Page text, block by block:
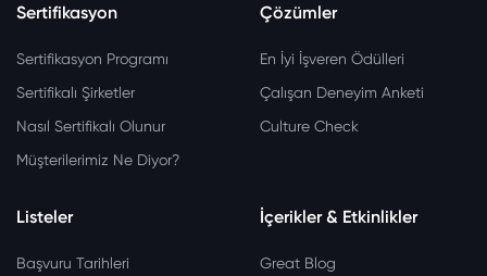
Sertifikasyon
Sertifikasyon Programı
Sertifikalı Şirketler
Nasıl Sertifikalı Olunur
Müşterilerimiz Ne Diyor?
Çözümler
En İyi İşveren Ödülleri
Çalışan Deneyim Anketi
Culture Check
Listeler
Başvuru Tarihleri
İçerikler & Etkinlikler
Great Blog